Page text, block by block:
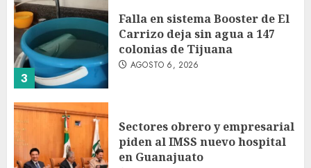
3
Falla en sistema Booster de El
Carrizo deja sin agua a 147
colonias de Tijuana
AGOSTO 6, 2026
Sectores obrero y empresarial
piden al IMSS nuevo hospital
en Guanajuato